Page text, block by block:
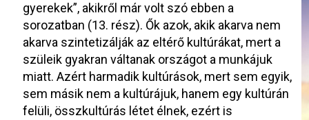
gyerekek”, akikről már volt szó ebben a
sorozatban (13. rész). Ők azok, akik akarva nem
akarva szintetizálják az eltérő kultúrákat, mert a
szüleik gyakran váltanak országot a munkájuk
miatt. Azért harmadik kultúrások, mert sem egyik,
sem másik nem a kultúrájuk, hanem egy kultúrán
felüli, összkultúrás létet élnek, ezért is